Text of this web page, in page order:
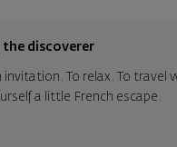
discoverer
invitation. To relax. To travel
a little French escape.